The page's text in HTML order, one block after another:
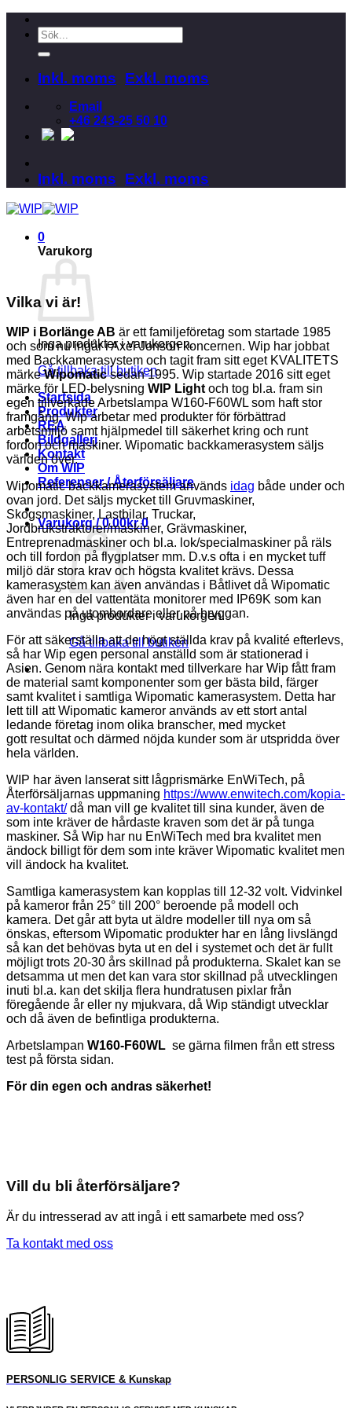
Skip
content
Sök
efter:
Inkl. moms Exkl. moms
Email
+46 243-25 50 10
Inkl. moms Exkl. moms
0
Varukorg
Inga produkter i varukorgen.
Gå tillbaka till butiken
Startsida
Produkter
REA
Bildgalleri
Kontakt
Om WIP
Referenser / Återförsäljare
Varukorg /0.00kr 0
Inga produkter i varukorgen.
Gå tillbaka till butiken
Vilka vi är!
WIP i Borlänge AB är ett familjeföretag som startade 1985
och som nu ingår i Axel Jonson koncernen. Wip har jobbat
med Backkamerasystem och tagit fram sitt eget KVALITETS
märkeWipomaticsedan 1995. Wip startade 2016 sitt eget
märke för LED-belysning WIP Lightoch tog bl.a. fram sin
egen tillverkade Arbetslampa W160-F60WL som haft stor
framgång. Wip arbetar med produkter för förbättrad
arbetsmiljö samt hjälpmedel till säkerhet kring och runt
fordon ochmaskiner. Wipomatic backkamerasystem säljs
världen över.
Wipomatic backkamerasystem används idag både under och
ovan jord. Det säljs mycket till Gruvmaskiner,
Skogsmaskiner, Lastbilar, Truckar,
Jordbrukstraktorer/maskiner, Grävmaskiner,
Entreprenadmaskiner och bl.a. lok/specialmaskiner på räls
och till fordon på flygplatser mm. D.v.s ofta i en mycket tuff
miljö där stora krav och högsta kvalitet krävs. Dessa
kamerasystem kan även användas i Båtlivet då Wipomatic
även har en del vattentäta monitorer med IP69K som kan
användas på utombordare eller på bryggan.
För att säkerställa att de högt ställda krav på kvalité efterlevs,
så har Wip egen personal anställd som är stationerad i
Asien. Genom nära kontakt med tillverkare har Wip fått fram
de material samt komponenter som ger bästa bild, färger
samt kvalitet i samtliga Wipomatic kamerasystem. Detta har
lett till att Wipomatic kameror används av ett stort antal
ledande företag inom olika branscher, med mycket
gottresultat och därmed nöjda kunder som är utspridda över
hela världen.
WIP har även lanserat sitt lågprismärke EnWiTech, på
Återförsäljarnas uppmaning https://www.enwitech.com/kopia-
av-kontakt/då man vill ge kvalitet till sina kunder, även de
som inte kräver de hårdaste kraven som det är på tunga
maskiner. Så Wip har nu EnWiTech med bra kvalitet men
ändock billigt för dem som inte kräver Wipomatic kvalitet men
vill ändock ha kvalitet.
Samtliga kamerasystem kan kopplas till 12-32 volt. Vidvinkel
på kameror från 25° till 200° beroende på modell och
kamera. Det går att byta ut äldre modeller till nya om så
önskas, eftersom Wipomatic produkter har en lång livslängd
så kan det behövas byta ut en del i systemet och det är fullt
möjligt trots 20-30 års skillnad på produkterna. Skalet kan se
detsamma ut men det kan vara stor skillnad på utvecklingen
inuti bl.a. kan det skilja flera hundratusen pixlar från
föregående år eller ny mjukvara, då Wip ständigt utvecklar
och då även de befintliga produkterna.
Arbetslampan W160-F60WL se gärna filmen från ett stress
test på första sidan.
För din egen och andras säkerhet!
Vill du bli återförsäljare?
Är du intresserad av att ingå i ett samarbete med oss?
Ta kontakt med oss
PERSONLIG SERVICE & Kunskap